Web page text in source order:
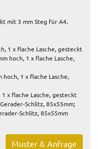
mit 3 mm Steg für A4.
1 x flache Lasche, gesteckt
hoch, 1 x flache Lasche,
1 x flache Lasche,
x flache Lasche, gesteckt
Schlitz, 85x55mm;
Schlitz, 85x55mm
Muster & Anfrage